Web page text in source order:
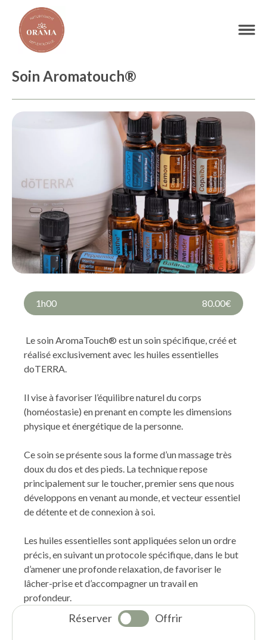
Soin Aromatouch®
Réserver Offrir
1h00 80.00€
Le soin AromaTouch® est un soin spécifique, créé et
réalisé exclusivement avec les huiles essentielles
doTERRA.
Il vise à favoriser l’équilibre naturel du corps
(homéostasie) en prenant en compte les dimensions
physique et énergétique de la personne.
Ce soin se présente sous la forme d’un massage très
doux du dos et des pieds. La technique repose
principalement sur le toucher, premier sens que nous
développons en venant au monde, et vecteur essentiel
de détente et de connexion à soi.
Les huiles essentielles sont appliquées selon un ordre
précis, en suivant un protocole spécifique, dans le but
d’amener une profonde relaxation, de favoriser le
lâcher-prise et d’accompagner un travail en
profondeur.